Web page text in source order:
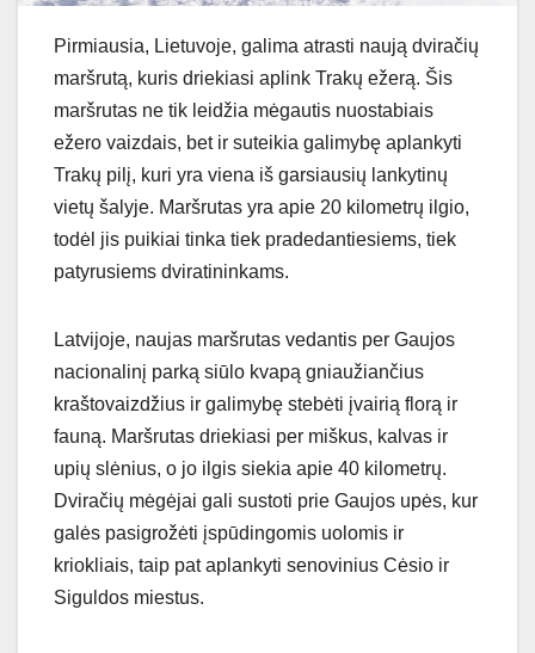
Pirmiausia, Lietuvoje, galima atrasti naują dviračių
maršrutą, kuris driekiasi aplink Trakų ežerą. Šis
maršrutas ne tik leidžia mėgautis nuostabiais
ežero vaizdais, bet ir suteikia galimybę aplankyti
Trakų pilį, kuri yra viena iš garsiausių lankytinų
vietų šalyje. Maršrutas yra apie 20 kilometrų ilgio,
todėl jis puikiai tinka tiek pradedantiesiems, tiek
patyrusiems dviratininkams.
Latvijoje, naujas maršrutas vedantis per Gaujos
nacionalinį parką siūlo kvapą gniaužiančius
kraštovaizdžius ir galimybę stebėti įvairią florą ir
fauną. Maršrutas driekiasi per miškus, kalvas ir
upių slėnius, o jo ilgis siekia apie 40 kilometrų.
Dviračių mėgėjai gali sustoti prie Gaujos upės, kur
galės pasigrožėti įspūdingomis uolomis ir
kriokliais, taip pat aplankyti senovinius Cėsio ir
Siguldos miestus.